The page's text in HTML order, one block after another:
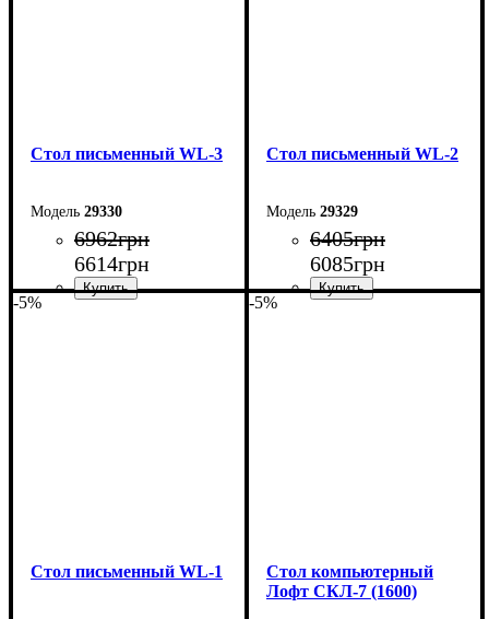
Стол письменный WL-3
29330
6962грн
6614грн
Стол письменный WL-2
29329
6405грн
6085грн
-5%
Стол письменный WL-1
-5%
Стол компьютерный
Лофт СКЛ-7 (1600)